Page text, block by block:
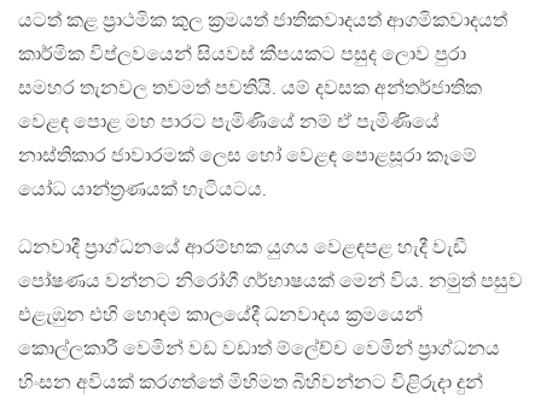
යටත් කළ ප්‍රාථමික කුල ක්‍රමයත් ජාතිකවාදයත් ආගමිකවාදයත්
කාර්මික විප්ලවයෙන් සියවස් කීපයකට පසුද ලොව පුරා
සමහර තැනවල තවමත් පවතියි. යම් දවසක අන්තර්ජාතික
වෙළඳ පොළ මහ පාරට පැමිණියේ නම් ඒ පැමිණියේ
නාස්තිකාර ජාවාරමක් ලෙස හෝ වෙළඳ පොළසූරා කෑමේ
යෝධ යාන්ත්‍රණයක් හැටියටය.
ධනවාදී ප්‍රාග්ධනයේ ආරම්භක යුගය වෙළඳපළ හැදී වැඩී
පෝෂණය වන්නට නිරෝගී ගර්භාෂයක් මෙන් විය. නමුත් පසුව
එළැඹුන එහි හොඳම කාලයේදී ධනවාදය ක්‍රමයෙන්
කොල්ලකාරී වෙමින් වඩ වඩාත් ම්ලේච්ච වෙමින් ප්‍රාග්ධනය
හිංසන අවියක් කරගත්තේ මිහිමත බිහිවන්නට විළිරුදා දුන්